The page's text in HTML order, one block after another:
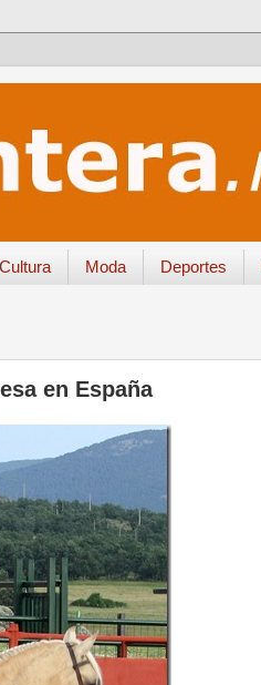
Cultura Moda Deportes
en España